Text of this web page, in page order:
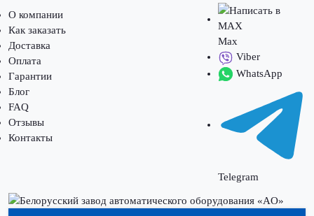
О компании
Как заказать
Доставка
Оплата
Гарантии
Блог
FAQ
Отзывы
Контакты
Max
Viber
WhatsApp
Telegram